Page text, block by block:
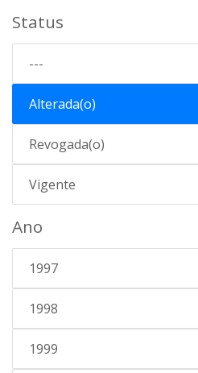
Status
---
Alterada(o)
Revogada(o)
Vigente
Ano
1997
1998
1999